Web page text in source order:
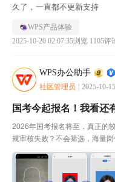
久了，一直都不更新支持
WPS产品体验
2025-10-20 02:07:35浏览 1105评
WPS办公助手
社区管理员 2025-10-
国考今起报名！我看还
2026年国考报名将至，真正的
规审核失败？不会筛选，海量
豫，消耗了宝贵的备考精力。
PS一站式搞定，帮你把时间省